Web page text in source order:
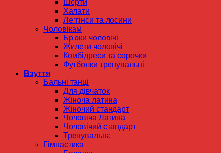
Шорти
Халати
Леггінси та лосини
Чоловікам
Брюки чоловічі
Жилети чоловічі
Комбідреси та сорочки
Футболки тренувальні
Взуття
Бальні танці
Для дівчаток
Жіноча латина
Жіночий стандарт
Чоловіча Латина
Чоловічий стандарт
Тренувальна
Гімнастика